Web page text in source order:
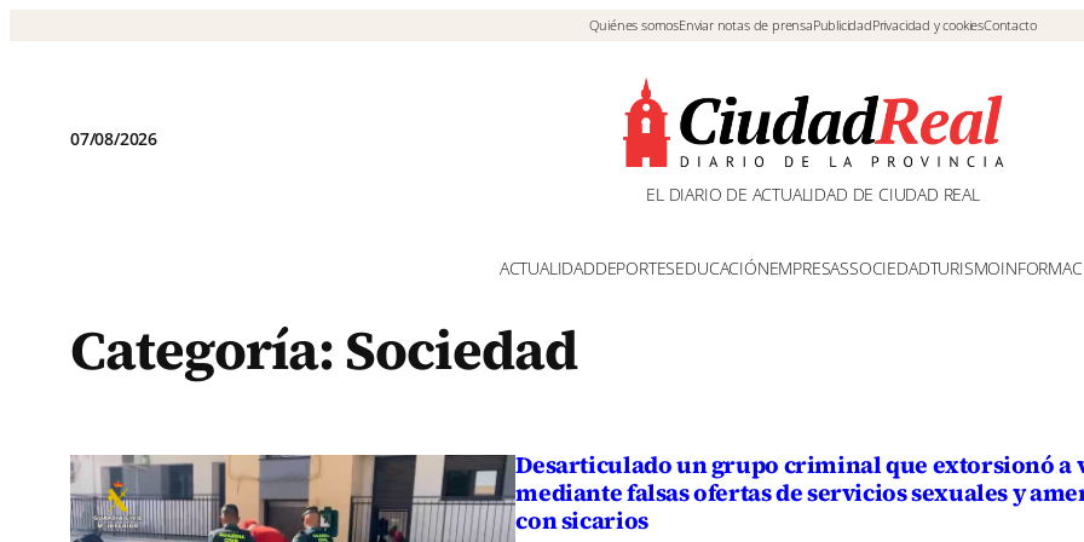
Quiénes somosEnviar notas de prensaPublicidadPrivacidad y cookiesContacto
07/08/2026
EL DIARIO DE ACTUALIDAD DE CIUDAD REAL
ACTUALIDADDEPORTESEDUCACIÓNEMPRESASSOCIEDADTURISMO
Categoría:Sociedad
Desarticulado un grupo criminal que extorsionó a
mediante falsas ofertas de servicios sexuales y
con sicarios